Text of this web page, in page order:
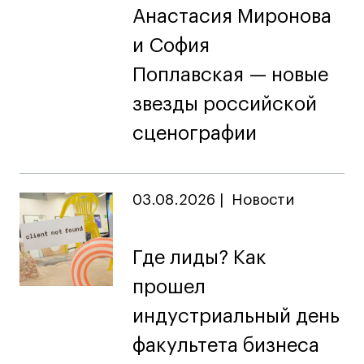
Проект с Microsoft
Подобрать программу
Войти в кампус
Получить сертификат
Анастасия Миронова
и София
Поплавская — новые
звезды российской
сценографии
03.08.2026 Новости
Где лиды? Как
прошел
индустриальный день
факультета бизнеса